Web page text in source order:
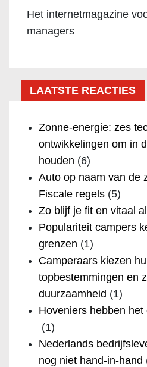
Het internetmagazine
managers
LAATSTE REACTIES
Zonne-energie: zes
ontwikkelingen om in
houden (6)
Auto op naam van de
Fiscale regels (5)
Zo blijf je fit en vitaal
Populariteit campers
grenzen (1)
Camperaars kiezen
topbestemmingen en
duurzaamheid (1)
Hoveniers hebben
(1)
Nederlands
nog niet hand-in-hand